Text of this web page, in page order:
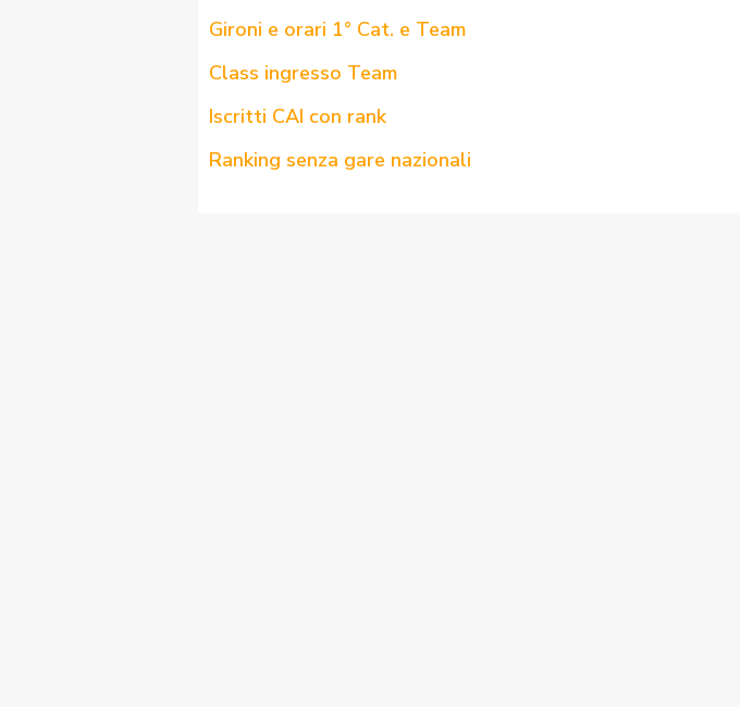
Gironi e orari 1° Cat. e Team
Class ingresso Team
Iscritti CAI con rank
Ranking senza gare nazionali